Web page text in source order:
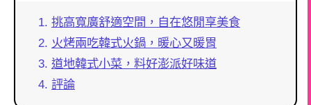
挑高寬廣舒適空間，自在悠閒享美食
火烤兩吃韓式火鍋，暖心又暖胃
道地韓式小菜，料好澎派好味道
評論